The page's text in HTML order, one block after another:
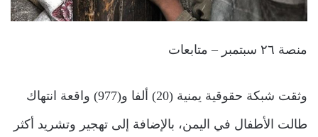
منصة ٢٦ سبتمبر – متابعات
وثقت شبكة حقوقية يمنية (20) ألفا و(977) واقعة انتهاك
طالت الأطفال في اليمن، بالإضافة إلى تهجير وتشريد أكثر